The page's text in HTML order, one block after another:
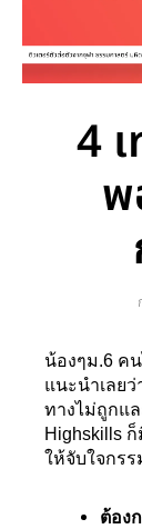
4
พ
น้องๆม.6 ค
แนะนำเลยว่
ทางไม่ถูกแ
Highskills
ให้จับใจกรร
ต้อง